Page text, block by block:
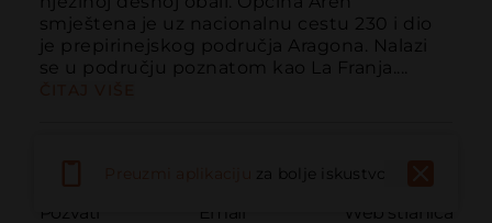
smještena je uz nacionalnu cestu 230 i dio
je prepirinejskog područja Aragona. Nalazi
se u području poznatom kao La Franja....
Pozvati Email Web stranica
za bolje iskustvo